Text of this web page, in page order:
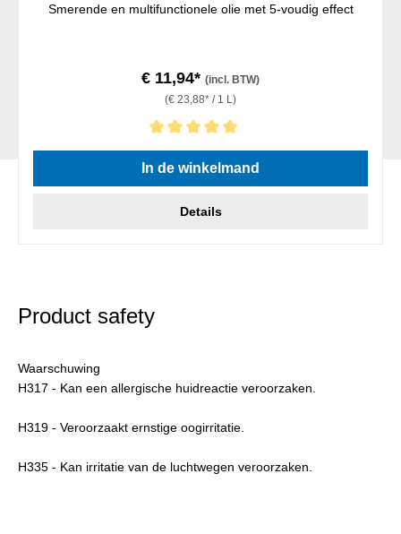
Smerende en multifunctionele olie met 5-voudig effect
€ 11,94* (incl. BTW)
(€ 23,88* / 1 L)
Gemiddelde waardering van 5 van 5 sterren
In de winkelmand
Details
Product safety
Waarschuwing
H317 - Kan een allergische huidreactie veroorzaken.
H319 - Veroorzaakt ernstige oogirritatie.
H335 - Kan irritatie van de luchtwegen veroorzaken.